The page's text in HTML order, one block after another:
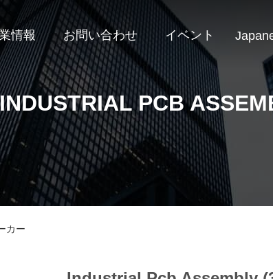
情報 お問い合わせ イベント
PCB
カー